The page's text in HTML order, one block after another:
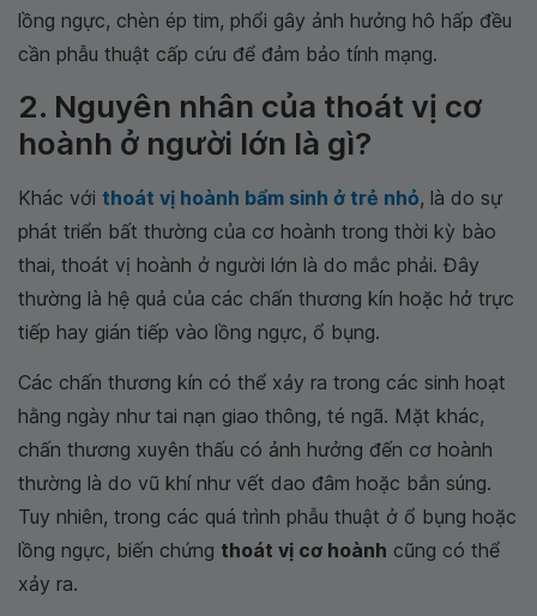
lồng ngực, chèn ép tim, phổi gây ảnh hưởng hô hấp đều
cần phẫu thuật cấp cứu để đảm bảo tính mạng.
2. Nguyên nhân của thoát vị cơ
hoành ở người lớn là gì?
Khác với thoát vị hoành bẩm sinh ở trẻ nhỏ, là do sự
phát triển bất thường của cơ hoành trong thời kỳ bào
thai, thoát vị hoành ở người lớn là do mắc phải. Đây
thường là hệ quả của các chấn thương kín hoặc hở trực
tiếp hay gián tiếp vào lồng ngực, ổ bụng.
Các chấn thương kín có thể xảy ra trong các sinh hoạt
hằng ngày như tai nạn giao thông, té ngã. Mặt khác,
chấn thương xuyên thấu có ảnh hưởng đến cơ hoành
thường là do vũ khí như vết dao đâm hoặc bắn súng.
Tuy nhiên, trong các quá trình phẫu thuật ở ổ bụng hoặc
lồng ngực, biến chứng thoát vị cơ hoành cũng có thể
xảy ra.